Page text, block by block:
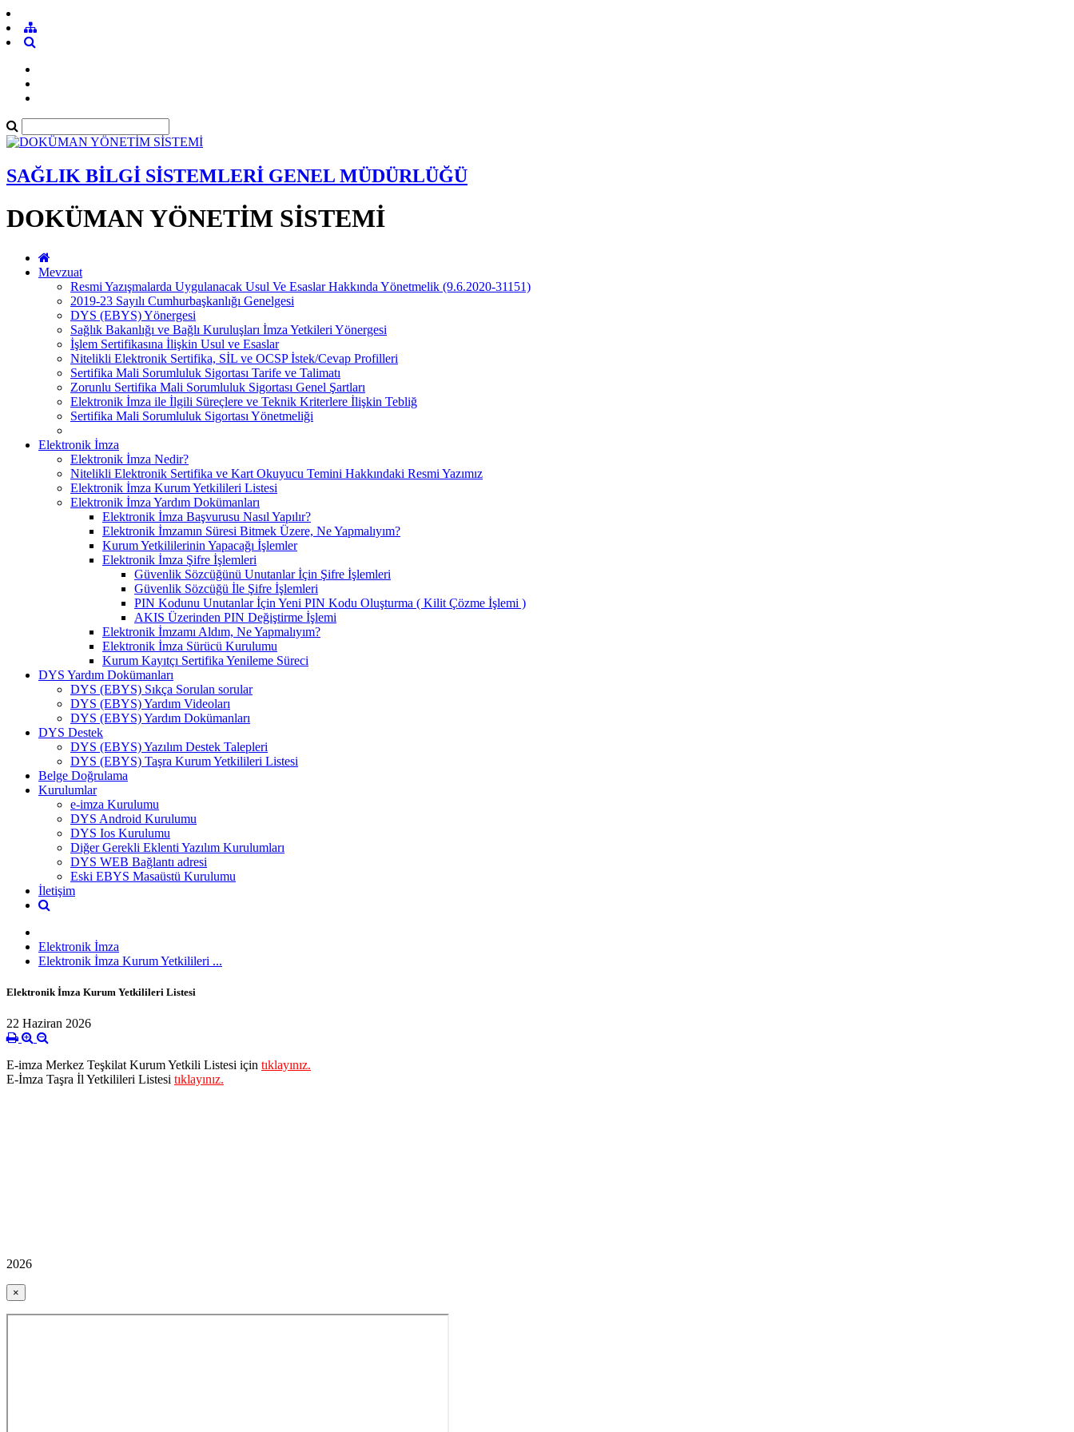
SAĞLIK BİLGİ SİSTEMLERİ GENEL MÜDÜRLÜĞÜ
DOKÜMAN YÖNETİM SİSTEMİ
Mevzuat
Resmi Yazışmalarda Uygulanacak Usul Ve Esaslar Hakkında Yönetmelik (9.6.2020-31151)
2019-23 Sayılı Cumhurbaşkanlığı Genelgesi
DYS (EBYS) Yönergesi
Sağlık Bakanlığı ve Bağlı Kuruluşları İmza Yetkileri Yönergesi
İşlem Sertifikasına İlişkin Usul ve Esaslar
Nitelikli Elektronik Sertifika, SİL ve OCSP İstek/Cevap Profilleri
Sertifika Mali Sorumluluk Sigortası Tarife ve Talimatı
Zorunlu Sertifika Mali Sorumluluk Sigortası Genel Şartları
Elektronik İmza ile İlgili Süreçlere ve Teknik Kriterlere İlişkin Tebliğ
Sertifika Mali Sorumluluk Sigortası Yönetmeliği
Elektronik İmza
Elektronik İmza Nedir?
Nitelikli Elektronik Sertifika ve Kart Okuyucu Temini Hakkındaki Resmi Yazımız
Elektronik İmza Kurum Yetkilileri Listesi
Elektronik İmza Yardım Dokümanları
Elektronik İmza Başvurusu Nasıl Yapılır?
Elektronik İmzamın Süresi Bitmek Üzere, Ne Yapmalıyım?
Kurum Yetkililerinin Yapacağı İşlemler
Elektronik İmza Şifre İşlemleri
Güvenlik Sözcüğünü Unutanlar İçin Şifre İşlemleri
Güvenlik Sözcüğü İle Şifre İşlemleri
PIN Kodunu Unutanlar İçin Yeni PIN Kodu Oluşturma ( Kilit Çözme İşlemi )
AKIS Üzerinden PIN Değiştirme İşlemi
Elektronik İmzamı Aldım, Ne Yapmalıyım?
Elektronik İmza Sürücü Kurulumu
Kurum Kayıtçı Sertifika Yenileme Süreci
DYS Yardım Dokümanları
DYS (EBYS) Sıkça Sorulan sorular
DYS (EBYS) Yardım Videoları
DYS (EBYS) Yardım Dokümanları
DYS Destek
DYS (EBYS) Yazılım Destek Talepleri
DYS (EBYS) Taşra Kurum Yetkilileri Listesi
Belge Doğrulama
Kurulumlar
e-imza Kurulumu
DYS Android Kurulumu
DYS Ios Kurulumu
Diğer Gerekli Eklenti Yazılım Kurulumları
DYS WEB Bağlantı adresi
Eski EBYS Masaüstü Kurulumu
İletişim
Elektronik İmza
Elektronik İmza Kurum Yetkilileri ...
Elektronik İmza Kurum Yetkilileri Listesi
22 Haziran 2026
E-imza Merkez Teşkilat Kurum Yetkili Listesi için tıklayınız.
E-İmza Taşra İl Yetkilileri Listesi tıklayınız.
2026
×